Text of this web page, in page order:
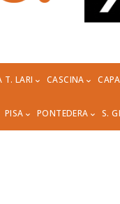
T. LARI CASCINA
PISA PONTEDERA S.